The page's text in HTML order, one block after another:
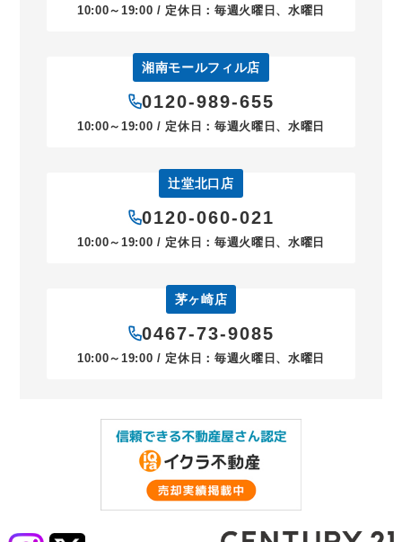
10:00～19:00 / 定休日：毎週火曜日、水曜日
湘南モールフィル店
0120-989-655
10:00～19:00 / 定休日：毎週火曜日、水曜日
辻堂北口店
0120-060-021
10:00～19:00 / 定休日：毎週火曜日、水曜日
茅ヶ崎店
0467-73-9085
10:00～19:00 / 定休日：毎週火曜日、水曜日